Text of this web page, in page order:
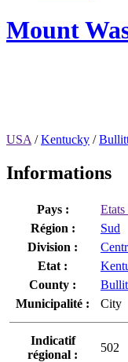
Mount
USA /Kentucky /
Informations
Pays :
Région :
Sud
Division :
Etat :
County :
Municipalité :
City
Indicatif
régional :
502